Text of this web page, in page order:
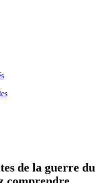
de la guerre du